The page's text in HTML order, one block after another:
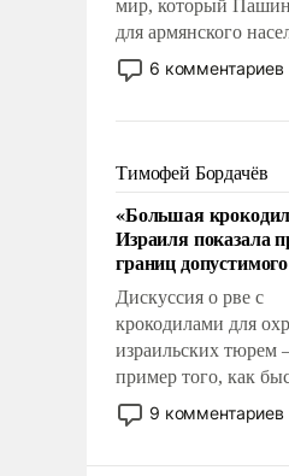
мир, который
для армянского
Мир, где этому
должны просто по
политические
беспрекословно
за счет российских
налогоплательщиков
свои поступки не
отвечать.
6 комментариев
Тимофей Бордачёв
«Большая
Израиля показала
границ допустимого
Дискуссия о рве с
крокодилами для
израильских тюрем
пример того, как
двигаемся по пути
революционных
9 комментариев